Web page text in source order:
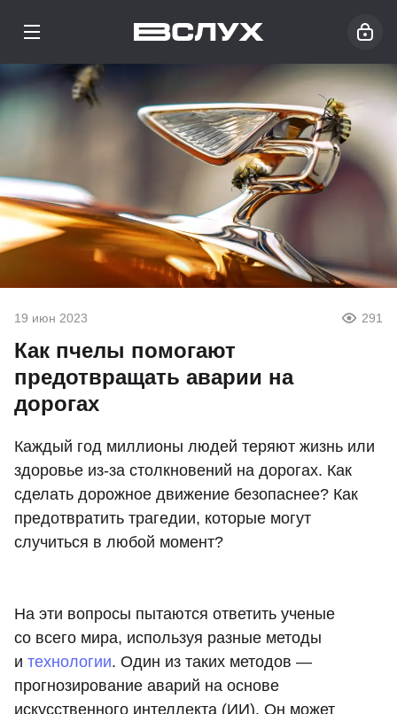
19 июн 2023 291
Как пчелы помогают
предотвращать аварии на
дорогах
Каждый год миллионы людей теряют жизнь или
здоровье из-за столкновений на дорогах. Как
сделать дорожное движение безопаснее? Как
предотвратить трагедии, которые могут
случиться в любой момент?
На эти вопросы пытаются ответить ученые
со всего мира, используя разные методы
и технологии. Один из таких методов —
прогнозирование аварий на основе
искусственного интеллекта (ИИ). Он может